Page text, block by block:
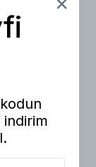
sağlar.
ve makinede
pratik hale
süreli
daha
indirim